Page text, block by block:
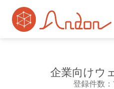
企業向けウ
登録件数